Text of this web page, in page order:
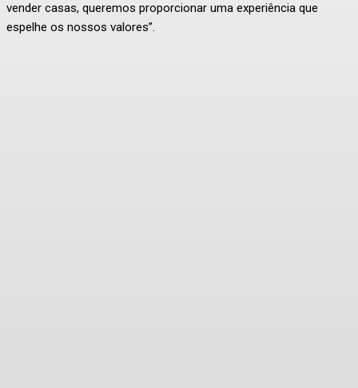
vender casas, queremos proporcionar uma experiência que
espelhe os nossos valores”.